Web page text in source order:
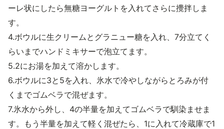
ーレ状にしたら無糖ヨーグルトを入れてさらに攪拌しま
す。
4.ボウルに生クリームとグラニュー糖を入れ、7分立てく
らいまでハンドミキサーで泡立てます。
5.2にお湯を加えて溶かします。
6.ボウルに3と5を入れ、氷水で冷やしながらとろみが付
くまでゴムベラで混ぜます。
7.氷水から外し、4の半量を加えてゴムベラで馴染ませま
す。もう半量を加えて軽く混ぜたら、1に入れて冷蔵庫で1